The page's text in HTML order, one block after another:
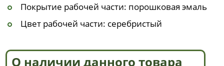
Покрытие рабочей части: порошковая эмаль
Цвет рабочей части: серебристый
О наличии данного товара